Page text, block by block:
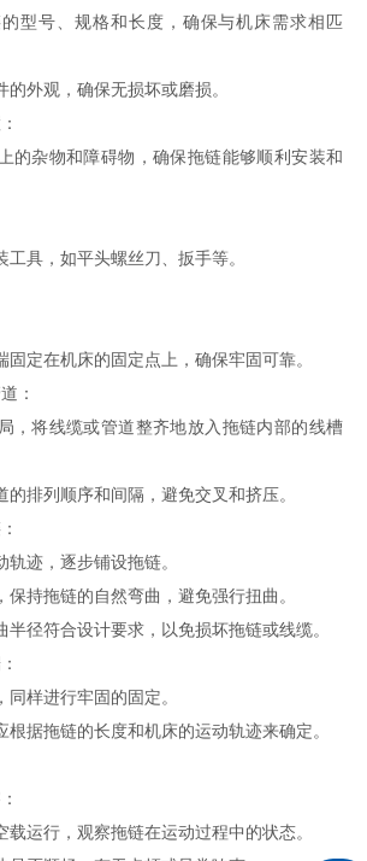
号、规格和长度，确保与机床需求相匹
外观，确保无损坏或磨损。
杂物和障碍物，确保拖链能够顺利安装和
具，如平头螺丝刀、扳手等。
定在机床的固定点上，确保牢固可靠。
：
将线缆或管道整齐地放入拖链内部的线槽
排列顺序和间隔，避免交叉和挤压。
迹，逐步铺设拖链。
持拖链的自然弯曲，避免强行扭曲。
径符合设计要求，以免损坏拖链或线缆。
样进行牢固的固定。
据拖链的长度和机床的运动轨迹来确定。
运行，观察拖链在运动过程中的状态。